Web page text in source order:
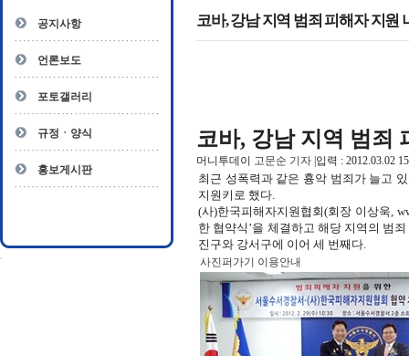
- 전문수련감독자
- 전문수련기관
자격복원
공지사항
언론보도
포토갤러리
규정ㆍ양식
홍보게시판
코바, 강남 지역 범죄 피해자 지원
코바, 강남 지역 범죄
머니투데이 고문순 기자 입력 : 2012.03.02
최근 성폭력과 같은 흉악 범죄가 늘고
지원키로 했다.
(사)한국피해자지원협회(회장 이상욱,
한 협약식’을 체결하고 해당 지역의 범
진구와 강서구에 이어 세 번째다.
사진퍼가기 이용안내